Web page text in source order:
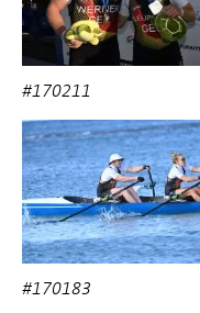
#170211
#170183